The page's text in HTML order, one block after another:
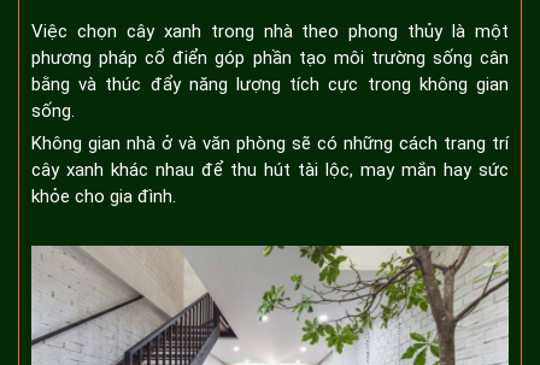
Việc chọn cây xanh trong nhà theo phong thủy là một
phương pháp cổ điển góp phần tạo môi trường sống cân
bằng và thúc đẩy năng lượng tích cực trong không gian
sống.
Không gian nhà ở và văn phòng sẽ có những cách trang trí
cây xanh khác nhau để thu hút tài lộc, may mắn hay sức
khỏe cho gia đình.